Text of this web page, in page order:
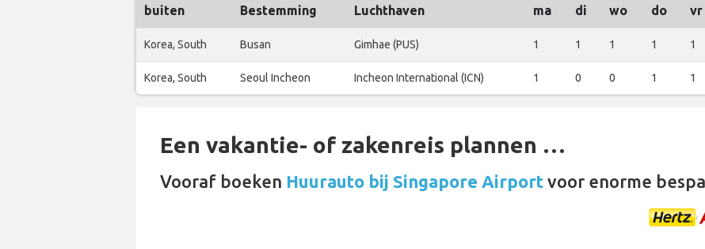
buiten Bestemming Luchthaven ma di wo do vr
Korea, South Busan Gimhae (PUS) 1 1 1 1 1
Korea, South Seoul Incheon Incheon International (ICN) 1 0 0 1 1
Een vakantie- of zakenreis plannen …
Vooraf boeken Huurauto bij Singapore Airport voor enorme